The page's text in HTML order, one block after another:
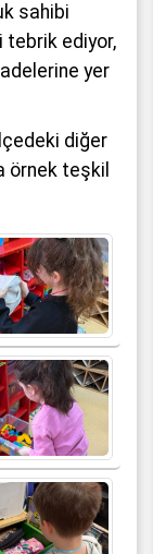
sahibi
tebrik ediyor,
yer
diğer
örnek teşkil